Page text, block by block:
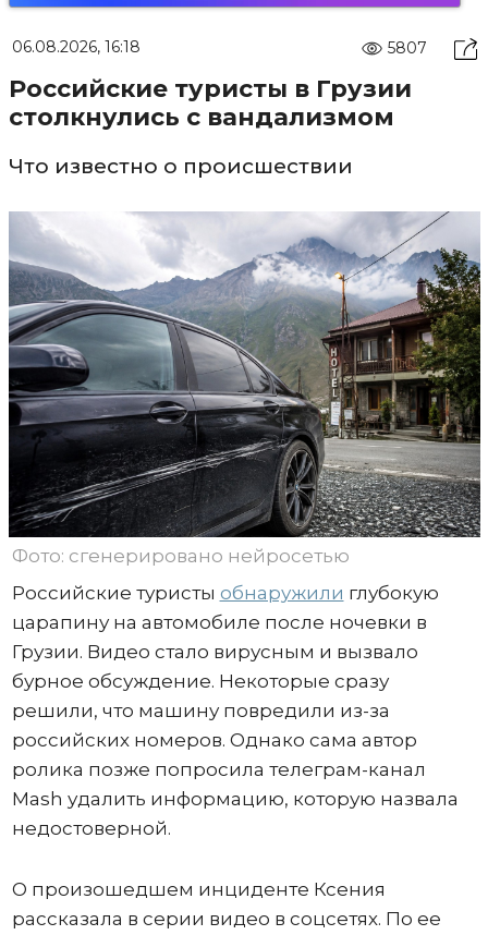
06.08.2026, 16:18 5807
Российские туристы в Грузии
столкнулись с вандализмом
Что известно о происшествии
Фото: сгенерировано нейросетью
Российские туристы обнаружили глубокую
царапину на автомобиле после ночевки в
Грузии. Видео стало вирусным и вызвало
бурное обсуждение. Некоторые сразу
решили, что машину повредили из-за
российских номеров. Однако сама автор
ролика позже попросила телеграм-канал
Mash удалить информацию, которую назвала
недостоверной.
О произошедшем инциденте Ксения
рассказала в серии видео в соцсетях. По ее